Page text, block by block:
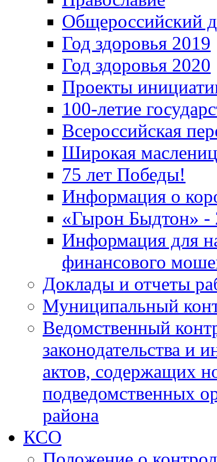
Общероссийский
Год здоровья 2019
Год здоровья 2020
Проекты
100-летие
Всероссийская
Широкая
75 лет Победы!
Информация о
«Гырон Быдтон» -
Информация для
финансового
Доклады и отчеты
Муниципальный
Ведомственный
законодательства и
актов, содержащих
подведомственных
района
КСО